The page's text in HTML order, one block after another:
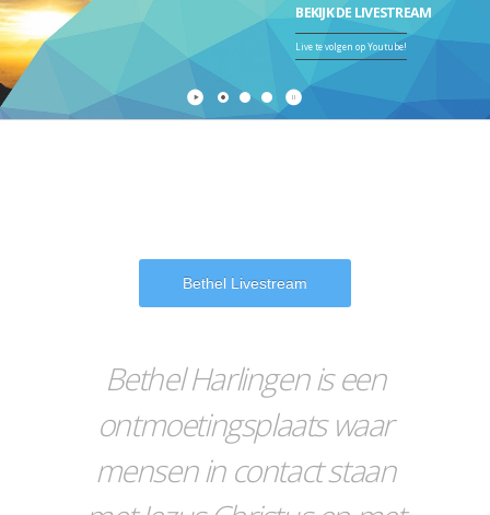
BEKIJK DE LIVESTREAM
Live te volgen op Youtube!
Bethel Harlingen is een
ontmoetingsplaats waar
mensen in contact staan